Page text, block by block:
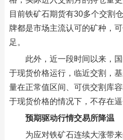
目前铁矿石期货有30多个交割
牌都是市场主流认可的矿种，
足。
此外，近一段时间以来，
于现货价格运行，临近交割，
量在正常值区间、可供交割库
于现货价格的情况下，不存在逼
预期驱动行情交易所降温
为应对铁矿石连续大涨带